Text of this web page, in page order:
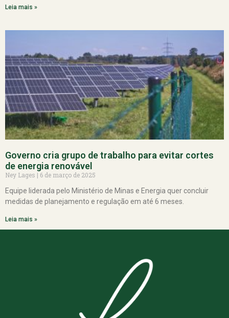
Leia mais »
Governo cria grupo de trabalho para evitar cortes
de energia renovável
Ney Lages
6 de março de 2025
Equipe liderada pelo Ministério de Minas e Energia quer concluir
medidas de planejamento e regulação em até 6 meses.
Leia mais »